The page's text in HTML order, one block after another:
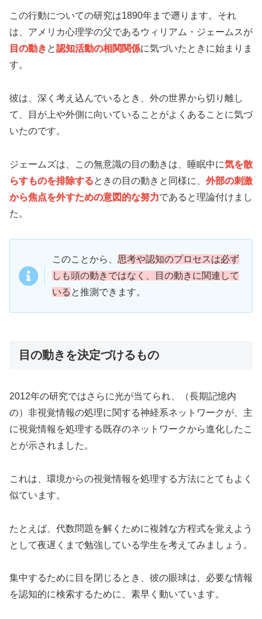
この行動についての研究は1890年まで遡ります。それ
は、アメリカ心理学の父であるウィリアム・ジェームスが
目の動き と認知活動の相関関係に気づいたときに始まりま
す。
彼は、深く考え込んでいるとき、外の世界から切り離し
て、目が上や外側に向いていることがよくあることに気づ
いたのです。
ジェームズは、この無意識の目の動きは、睡眠中に気を散
らすものを排除するときの目の動きと同様に、 外部の刺激
から焦点を外すための意図的な努力であると理論付けまし
た。
このことから、 思考や認知のプロセスは必ず
しも頭の動きではなく、目の動きに関連して
いる と推測できます。
目の動きを決定づけるもの
2012年の研究ではさらに光が当てられ、（長期記憶内
の）非視覚情報の処理に関する神経系ネットワークが、主
に視覚情報を処理する既存のネットワークから進化したこ
とが示されました。
これは、環境からの視覚情報を処理する方法にとてもよく
似ています。
たとえば、代数問題を解くために複雑な方程式を覚えよう
として夜遅くまで勉強している学生を考えてみましょう。
集中するために目を閉じるとき、彼の眼球は、必要な情報
を認知的に検索するために、素早く動いています。